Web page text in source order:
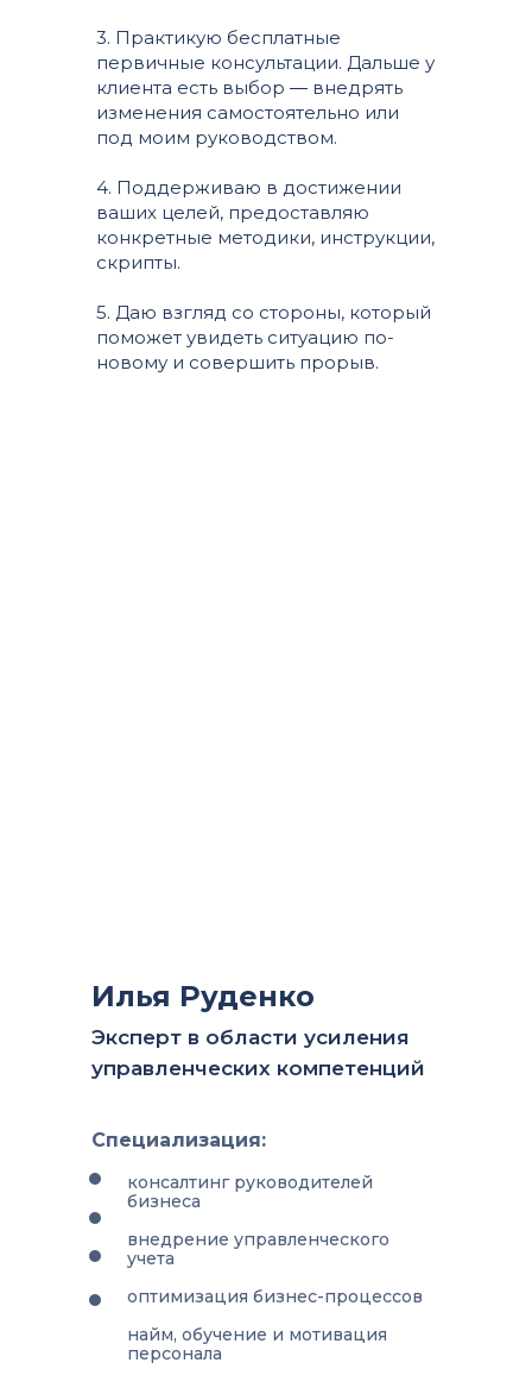
3. Практикую бесплатные
первичные консультации. Дальше у
клиента есть выбор ― внедрять
изменения самостоятельно или
под моим руководством.
4. Поддерживаю в достижении
ваших целей, предоставляю
конкретные методики, инструкции,
скрипты.
5. Даю взгляд со стороны, который
поможет увидеть ситуацию по-
новому и совершить прорыв.
Илья Руденко
Эксперт в области усиления
управленческих компетенций
Специализация:
консалтинг руководителей
бизнеса
внедрение управленческого
учета
оптимизация бизнес-процессов
найм, обучение и мотивация
персонала